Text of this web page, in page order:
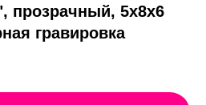
прозрачный, 5х8х6
гравировка